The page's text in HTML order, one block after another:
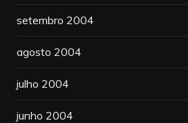
setembro 2004
agosto 2004
julho 2004
junho 2004